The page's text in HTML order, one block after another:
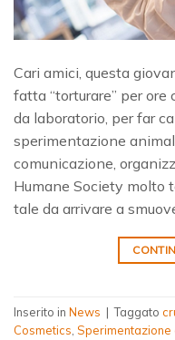
Cari amici, questa
fatta “torturare” per
da laboratorio, per far
sperimentazione
comunicazione,
Humane Society molto
tale da arrivare a
Inserito in News | Taggato
Cosmetics, Sperimentazione